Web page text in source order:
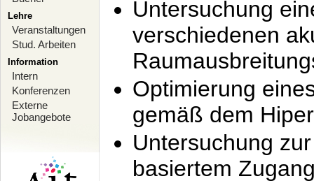
Lehre
Veranstaltungen
Stud. Arbeiten
Information
Intern
Konferenzen
Externe
Jobangebote
Untersuchung
verschiedenen
Optimierung
gemäß dem
Untersuchung
basiertem